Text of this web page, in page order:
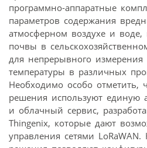
программно-аппаратные
параметров содержания
атмосферном воздухе и воде,
почвы в
для непрерывного
температуры в различных
Необходимо особо отметить,
решения используют единую
и облачный сервис,
Thingenix, которые дают
управления сетями LoRaWAN.